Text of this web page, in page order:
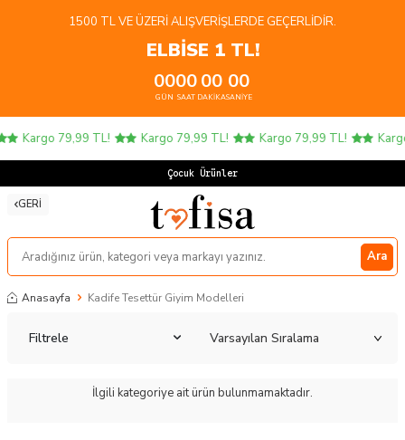
1500 TL VE ÜZERI ALIŞVERIŞLERDE GEÇERLIDIR.
ELBİSE 1 TL!
00
GÜN
00
SAAT
00
DAKIKA
00
SANIYE
Kargo 79,99 TL! Kargo 79,99 TL! Kargo 79,99 TL!
Çocuk Ürünler
GERI
Ara
Anasayfa Kadife Tesettür Giyim Modelleri
Filtrele
İlgili kategoriye ait ürün bulunmamaktadır.